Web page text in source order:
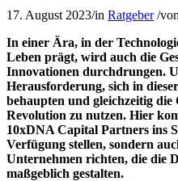
17. August 2023/in Ratgeber /von
In einer Ära, in der
Leben prägt, wird auch die
Innovationen durchdrungen.
Herausforderung, sich in
behaupten und gleichzeitig die
Revolution zu nutzen. Hier
10xDNA Capital Partners ins
Verfügung stellen, sondern
Unternehmen richten, die die
maßgeblich gestalten.